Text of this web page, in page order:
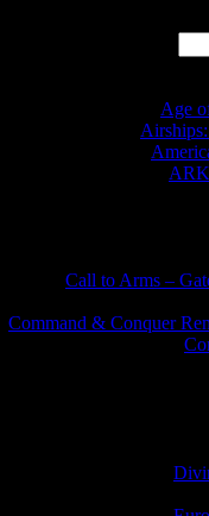
Age
Call to Arms –
Command & Conquer